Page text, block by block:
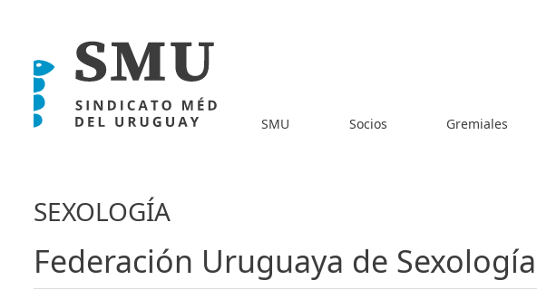
SMU Socios Gremiales
SEXOLOGÍA
Federación Uruguaya de Sexología